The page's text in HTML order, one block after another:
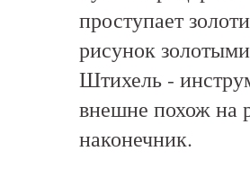
проступает
рисунок
Штихель -
внешне похож на
наконечник.